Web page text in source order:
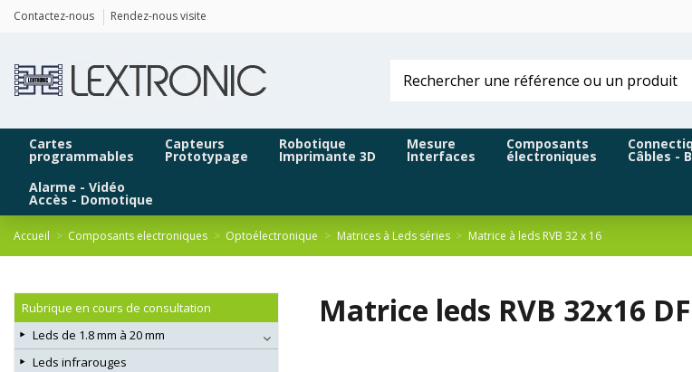
Contactez-nous Rendez-nous visite
Cartes
programmables
Capteurs
Prototypage
Robotique
Imprimante 3D
Mesure
Interfaces
Composants
électroniques Câbles -
Alarme - Vidéo
Accès - Domotique
Accueil Composants electroniques Optoélectronique Matrices à Leds séries Matrice à leds RVB 32 x 16
Matrice leds RVB 32x16
Rubrique en cours de consultation
Leds de 1.8 mm à 20 mm
Leds infrarouges
Panneau de gestion des cookies